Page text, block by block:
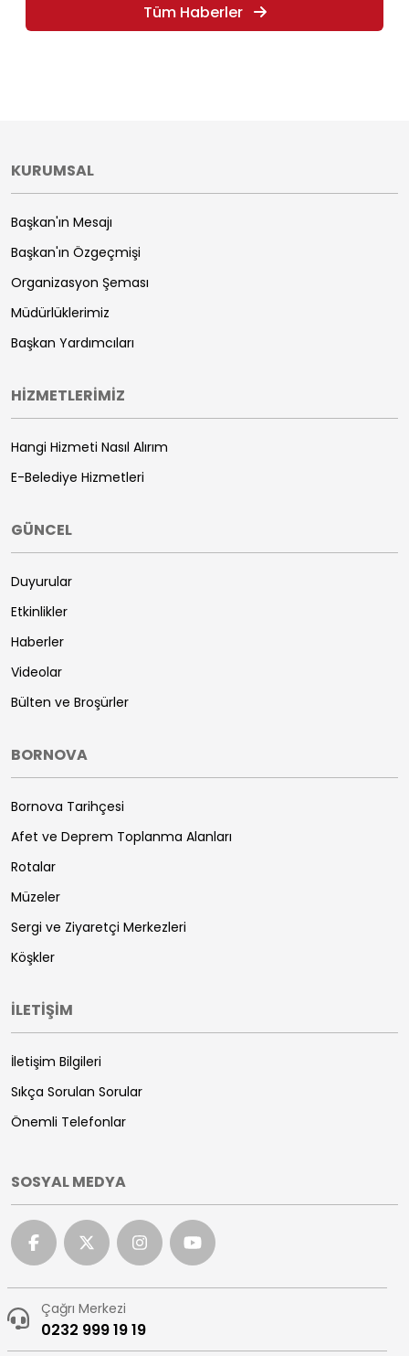
Tüm Haberler
KURUMSAL
Başkan'ın Mesajı
Başkan'ın Özgeçmişi
Organizasyon Şeması
Müdürlüklerimiz
Başkan Yardımcıları
HİZMETLERİMİZ
Hangi Hizmeti Nasıl Alırım
E-Belediye Hizmetleri
GÜNCEL
Duyurular
Etkinlikler
Haberler
Videolar
Bülten ve Broşürler
BORNOVA
Bornova Tarihçesi
Afet ve Deprem Toplanma Alanları
Rotalar
Müzeler
Sergi ve Ziyaretçi Merkezleri
Köşkler
İLETİŞİM
İletişim Bilgileri
Sıkça Sorulan Sorular
Önemli Telefonlar
SOSYAL MEDYA
Çağrı Merkezi
0232 999 19 19